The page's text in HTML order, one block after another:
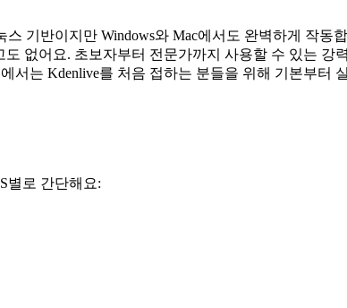
기반이지만 Windows와 Mac에서도 완벽하게 작동
없어요. 초보자부터 전문가까지 사용할 수 있는 강
는 Kdenlive를 처음 접하는 분들을 위해 기본부터
별로 간단해요: